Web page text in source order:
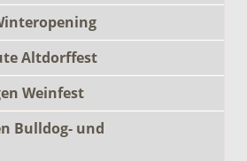
Altdorffest
Weinfest
Bulldog- und